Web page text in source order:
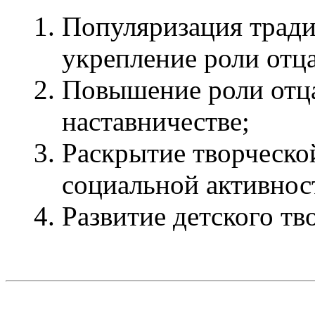
Популяризация
укрепление роли
Повышение роли
наставничестве;
Раскрытие
социальной
Развитие детского